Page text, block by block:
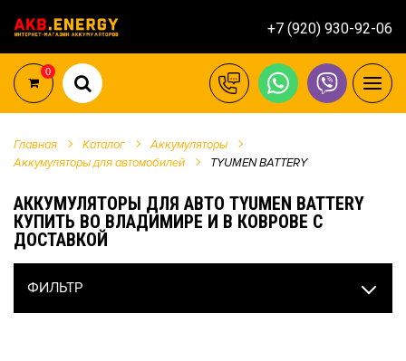
+7 (920) 930-92-06
0
Главная Каталог
Аккумуляторы
Аккумуляторы для автомобилей
TYUMEN BATTERY
АККУМУЛЯТОРЫ ДЛЯ АВТО TYUMEN BATTERY
КУПИТЬ ВО ВЛАДИМИРЕ И В КОВРОВЕ С
ДОСТАВКОЙ
ФИЛЬТР